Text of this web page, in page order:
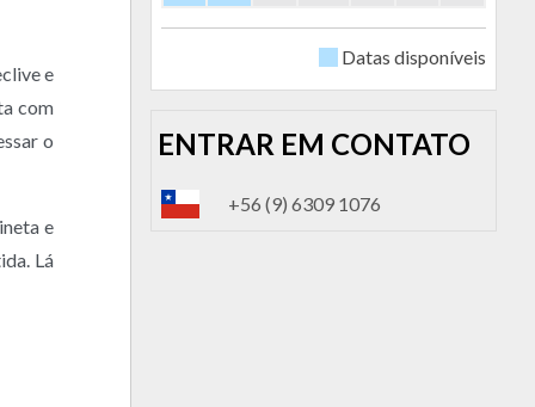
e
com
o
e
Lá
Datas disponíveis
ENTRAR EM CONTATO
+56 (9) 6309 1076